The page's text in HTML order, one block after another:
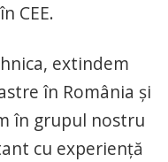
CEE.
extindem
în România și
în grupul nostru
cu experiență